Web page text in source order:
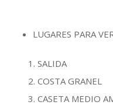
LUGARES PARA
SALIDA
COSTA GRANEL
CASETA MEDIO